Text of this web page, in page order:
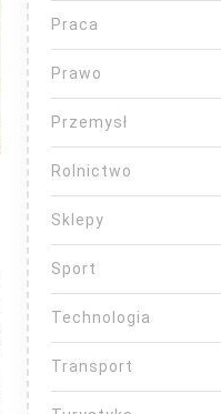
Praca
Prawo
Przemysł
Rolnictwo
Sklepy
Sport
Technologia
Transport